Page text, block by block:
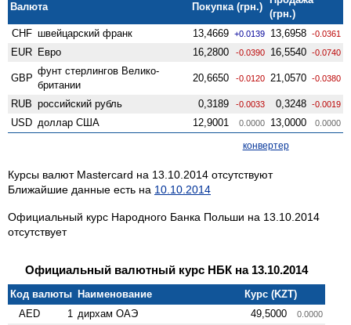
Валюта Покупка (грн.)
(грн.)
CHF швейцарский франк 13,4669 +0.0139 13,6958 -0.0361
EUR Евро 16,2800 -0.0390 16,5540 -0.0740
GBP
фунт стерлингов Велико­
британии
20,6650 -0.0120 21,0570 -0.0380
RUB российский рубль 0,3189 -0.0033 0,3248 -0.0019
USD доллар США 12,9001 0.0000 13,0000 0.0000
конвертер
Курсы валют Mastercard на 13.10.2014 отсутствуют
Ближайшие данные есть на 10.10.2014
Официальный курс Народного Банка Польши на 13.10.2014
отсутствует
Официальный валютный курс НБК на 13.10.2014
Код валюты Наименование
Курс (KZT)
AED
1 дирхам ОАЭ 49,5000 0.0000